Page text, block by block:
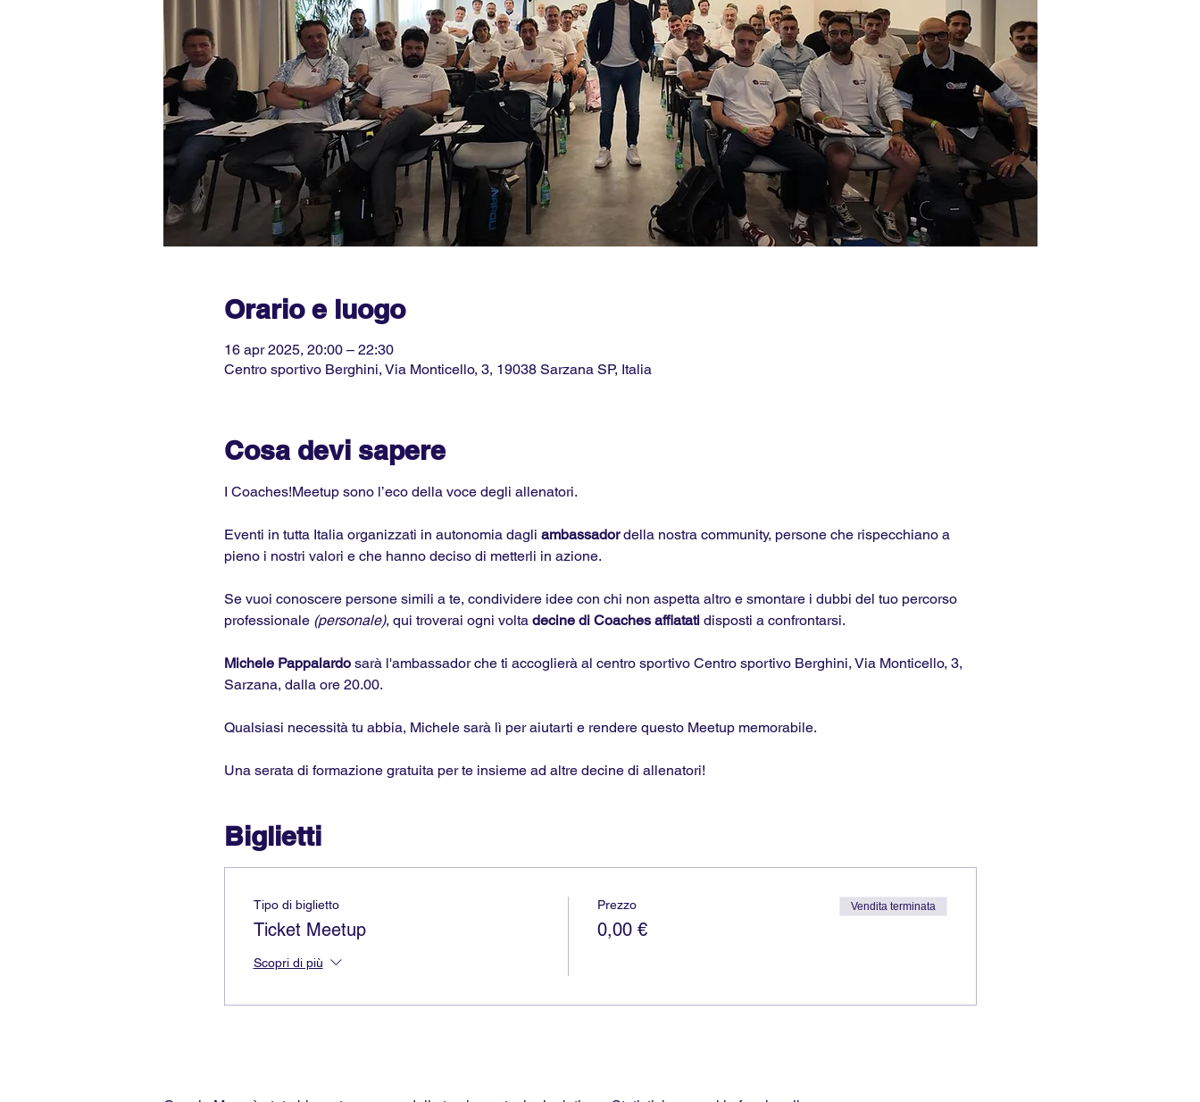
Orario e luogo
16 apr 2025, 20:00 – 22:30
Centro sportivo Berghini, Via Monticello, 3, 19038 Sarzana SP, Italia
Cosa devi sapere
I Coaches!Meetup sono l’eco della voce degli allenatori.
Eventi in tutta Italia organizzati in autonomia dagli ambassador della nostra community, persone che rispecchiano a
pieno i nostri valori e che hanno deciso di metterli in azione.
Se vuoi conoscere persone simili a te, condividere idee con chi non aspetta altro e smontare i dubbi del tuo percorso
professionale (personale), qui troverai ogni volta decine di Coaches affiatati disposti a confrontarsi.
Michele Pappalardo sarà l'ambassador che ti accoglierà al centro sportivo Centro sportivo Berghini, Via Monticello, 3,
Sarzana, dalla ore 20.00.
Qualsiasi necessità tu abbia, Michele sarà lì per aiutarti e rendere questo Meetup memorabile.
Una serata di formazione gratuita per te insieme ad altre decine di allenatori!
Biglietti
Tipo di biglietto
Ticket Meetup
Scopri di più
Prezzo
0,00 €
Vendita terminata